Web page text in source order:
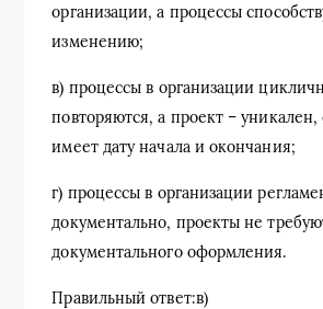
организации, а процессы
изменению;
в) процессы в организации
повторяются, а проект – уникален,
имеет дату начала и окончания;
г) процессы в организации
документально, проекты не
документального оформления.
Правильный ответ:в)